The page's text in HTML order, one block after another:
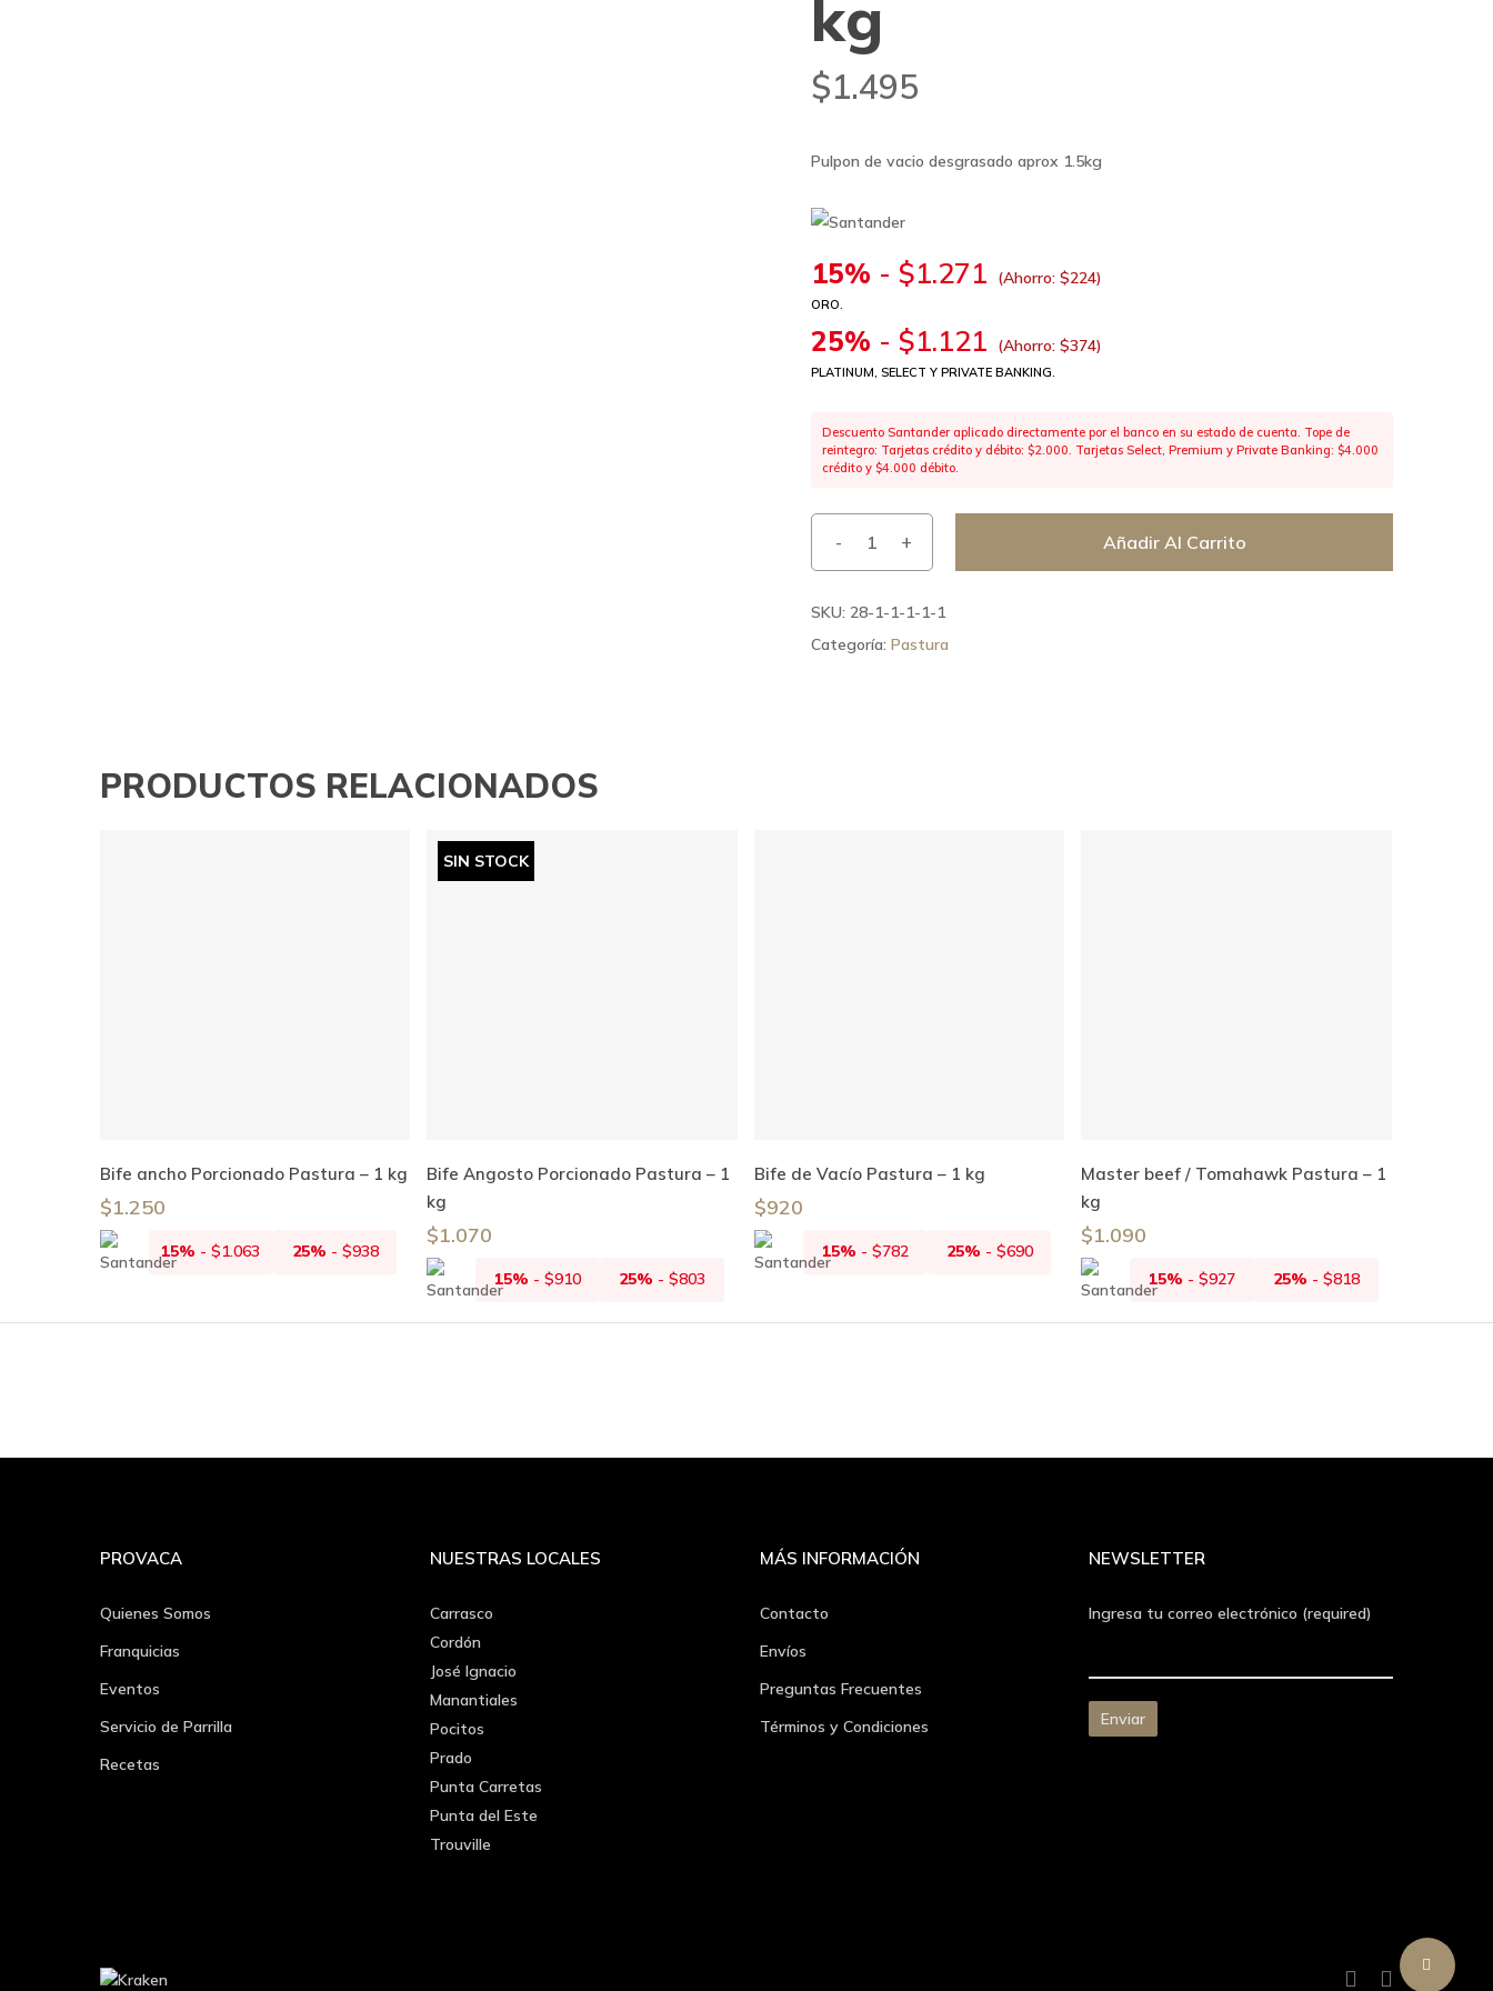
kg
$1.495
Pulpon de vacio desgrasado aprox 1.5kg
15% -$1.271 (Ahorro:$224)
ORO.
25% -$1.121 (Ahorro:$374)
PLATINUM, SELECT Y PRIVATE BANKING.
Descuento Santander aplicado directamente por el banco en su estado de cuenta. Tope de
reintegro: Tarjetas crédito y débito: $2.000. Tarjetas Select, Premium y Private Banking: $4.000
crédito y $4.000 débito.
Añadir Al Carrito
SKU: 28-1-1-1-1-1
Categoría:Pastura
PRODUCTOS RELACIONADOS
Añadir Al Carrito
Bife ancho Porcionado Pastura – 1 kg
$1.250
15% -$1.063 25% - $938
SIN STOCK
Leer Más
Bife Angosto Porcionado Pastura – 1
kg
$1.070
15% -$910 25% -$803
Añadir Al Carrito
Bife de Vacío Pastura – 1 kg
$920
15% - $782 25% - $690
Añadir Al Carrito
Master beef / Tomahawk Pastura – 1
kg
$1.090
15% -$927 25% -$818
Share
PROVACA
Quienes Somos
Franquicias
Eventos
Servicio de Parrilla
Recetas
NUESTRAS LOCALES
Carrasco
Cordón
José Ignacio
Manantiales
Pocitos
Prado
Punta Carretas
Punta del Este
Trouville
MÁS INFORMACIÓN
Contacto
Envíos
Preguntas Frecuentes
Términos y Condiciones
NEWSLETTER
Ingresa tu correo electrónico (required)
facebookinstagram